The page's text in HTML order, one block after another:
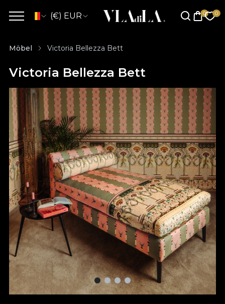
(€) EUR
Möbel Victoria Bellezza Bett
Victoria Bellezza Bett